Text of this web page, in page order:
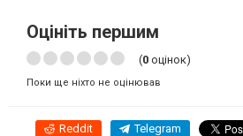
Оцініть першим
(0 оцінок)
Поки ще ніхто не оцінював
Reddit Telegram